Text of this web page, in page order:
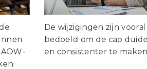
De wijzigingen zijn vooral
bedoeld om de cao
en consistenter te